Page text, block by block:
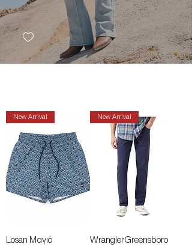
New Arrival
Losan Μαγιό
New Arrival
WranglerGreensboro